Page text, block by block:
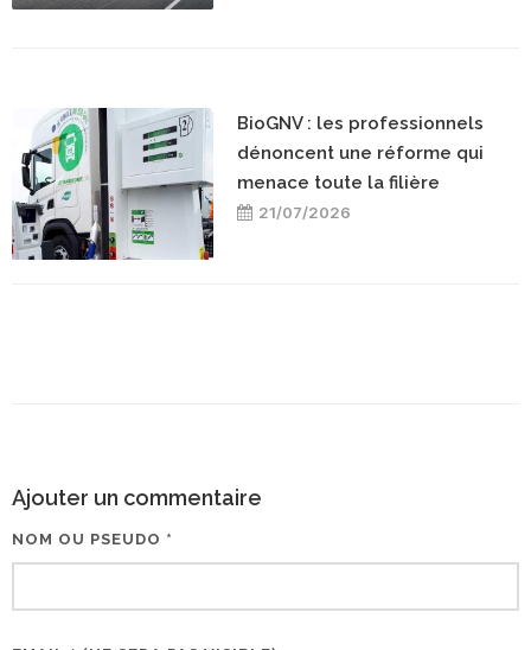
BioGNV : les professionnels
dénoncent une réforme qui
menace toute la filière
21/07/2026
Ajouter un commentaire
NOM OU PSEUDO *